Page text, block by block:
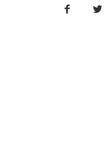
 